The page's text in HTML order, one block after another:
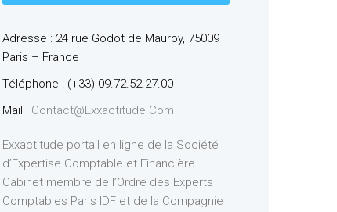
Adresse : 24 rue Godot de Mauroy, 75009
Paris – France
Téléphone : (+33) 09.72.52.27.00
Mail : Contact@exxactitude.com
Exxactitude portail en ligne de la Société
d’Expertise Comptable et Financière.
Cabinet membre de l’Ordre des Experts
Comptables Paris IDF et de la Compagnie